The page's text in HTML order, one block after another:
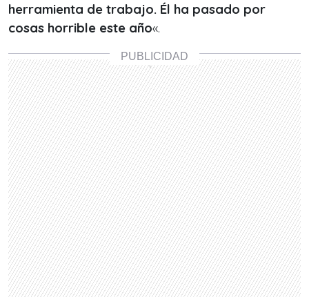
herramienta de trabajo. Él ha pasado por
cosas horrible este año«.